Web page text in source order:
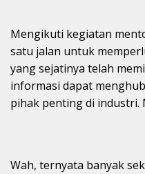
Mengikuti kegiatan
satu jalan untuk
yang sejatinya telah
informasi dapat
pihak penting di industri.
Wah, ternyata banyak